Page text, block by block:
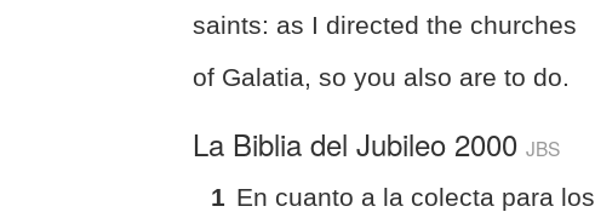
saints: as I directed the churches
of Galatia, so you also are to do.
La Biblia del Jubileo 2000JBS
1 En cuanto a la colecta para los